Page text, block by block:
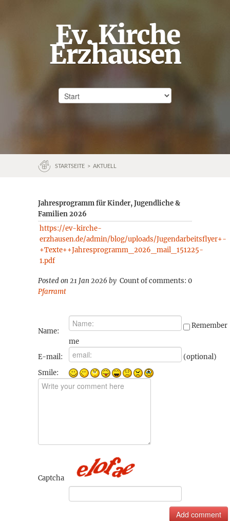
Ev. Kirche
Erzhausen
STARTSEITE > AKTUELL
Jahresprogramm für Kinder, Jugendliche &
Familien 2026
https://ev-kirche-
erzhausen.de/admin/blog/uploads/Jugendarbeitsflyer+-
+Texte++Jahresprogramm_2026_mail_151225-
1.pdf
Count of comments: 0
Posted on 21 Jan 2026 by
Pfarramt
Name:
Remember
me
E-mail:
(optional)
Smile:
Captcha